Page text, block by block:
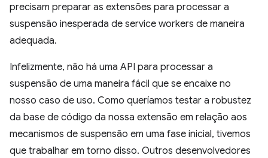
precisam preparar as extensões para processar a
suspensão inesperada de service workers de maneira
adequada.
Infelizmente, não há uma API para processar a
suspensão de uma maneira fácil que se encaixe no
nosso caso de uso. Como queríamos testar a robustez
da base de código da nossa extensão em relação aos
mecanismos de suspensão em uma fase inicial, tivemos
que trabalhar em torno disso. Outros desenvolvedores